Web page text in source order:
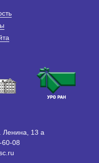
Ленина, 13 а
60-08